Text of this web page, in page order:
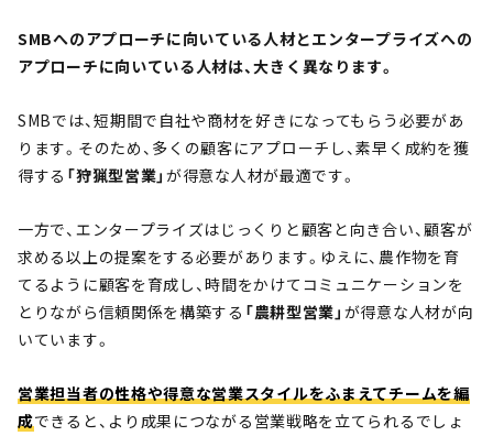
SMBへのアプローチに向いている人材とエンタープライズへの
アプローチに向いている人材は、大きく異なります。
SMBでは、短期間で自社や商材を好きになってもらう必要があ
ります。そのため、多くの顧客にアプローチし、素早く成約を獲
得する 「狩猟型営業」が得意な人材が最適です。
一方で、エンタープライズはじっくりと顧客と向き合い、顧客が
求める以上の提案をする必要があります。ゆえに、農作物を育
てるように顧客を育成し、時間をかけてコミュニケーションを
とりながら信頼関係を構築する 「農耕型営業」 が得意な人材が向
いています。
営業担当者の性格や得意な営業スタイルをふまえてチームを編
成できると、より成果につながる営業戦略を立てられるでしょ